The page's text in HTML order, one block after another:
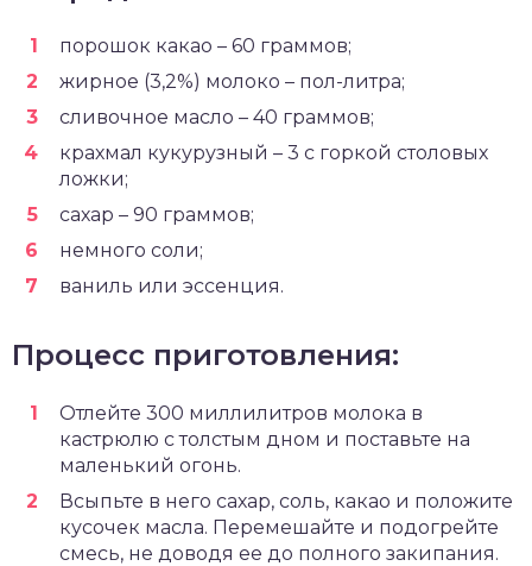
порошок какао – 60 граммов;
жирное (3,2%) молоко – пол-литра;
сливочное масло – 40 граммов;
крахмал кукурузный – 3 с горкой столовых
ложки;
сахар – 90 граммов;
немного соли;
ваниль или эссенция.
Процесс приготовления:
Отлейте 300 миллилитров молока в
кастрюлю с толстым дном и поставьте на
маленький огонь.
Всыпьте в него сахар, соль, какао и положите
кусочек масла. Перемешайте и подогрейте
смесь, не доводя ее до полного закипания.